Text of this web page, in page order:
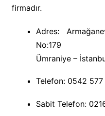
firmadır.
Adres:
No:179
Ümraniye –
Telefon: 0542 577
Sabit Telefon: